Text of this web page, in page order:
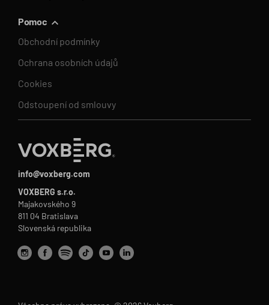
info@voxberg.com
VOXBERG s.r.o.
Majakovského 9
811 04 Bratislava
Slovenská republika
Pomoc
Obchodní podmínky
Ochrana osobních údajů
Cookies
Odstoupení od smlouvy